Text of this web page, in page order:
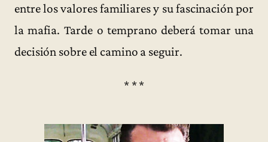
entre los valores familiares y su fascinación por
la mafia. Tarde o temprano deberá tomar una
decisión sobre el camino a seguir.
* * *